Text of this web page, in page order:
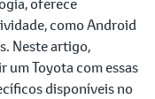
como Android
Neste artigo,
um Toyota com essas
disponíveis no